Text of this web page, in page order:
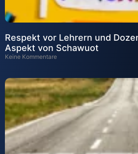
Respekt vor Lehrern und
Aspekt von Schawuot
Keine Kommentare